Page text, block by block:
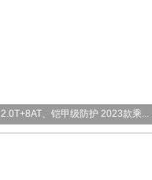
2.0T+8AT、铠甲级防护 2023款乘...